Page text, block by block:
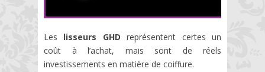
Les lisseurs GHD représentent certes un
coût à l’achat, mais sont de réels
investissements en matière de coiffure.